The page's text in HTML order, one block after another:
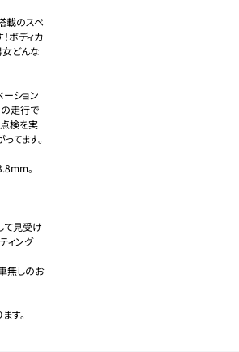
載のスペ
ボディカ
どんな
ション
の走行で
検を実
てます。
。
て見受け
ィング
無しのお
す。